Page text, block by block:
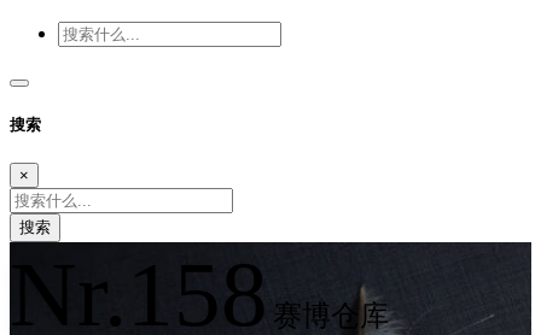
搜索
×
搜索
Nr.158 赛博仓库